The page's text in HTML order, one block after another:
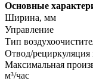
Основные
Ширина, мм
Управление
Тип
Отвод/рециркуляция
Mаксимальная
м³/час